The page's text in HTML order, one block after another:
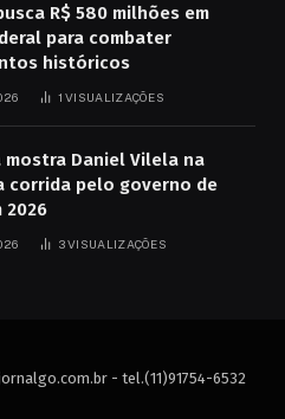
R$ 580 milhões em
para combater
históricos
1VISUALIZAÇÕES
mostra Daniel Vilela na
corrida pelo governo de
2026
3VISUALIZAÇÕES
- tel.(11)91754-6532